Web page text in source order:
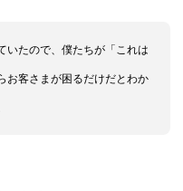
いたので、僕たちが「これは
お客さまが困るだけだとわか